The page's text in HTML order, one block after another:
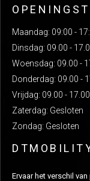
Maandag: 09:00 -
Dinsdag: 09.00 -
Woensdag: 09.00 -
Donderdag: 09.00 -
Vrijdag: 09.00 - 17.00
Zaterdag: Gesloten
Zondag: Gesloten
Ervaar het verschil